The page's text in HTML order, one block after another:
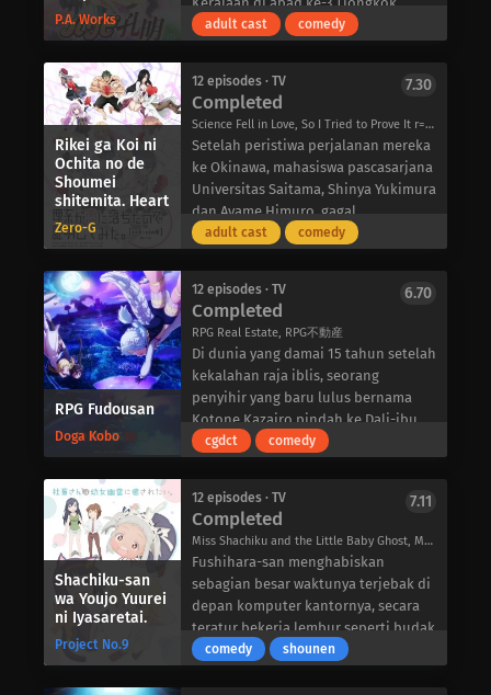
milik Roux, “pemakan penyihir”, dan
persediaan sihir Sable yang tidak
dapat menyelesaikan misi mereka
untuk Albus. Jika tidak, ingatan Sable
tentang sihir dan akademi akan
hilang, dan dia tidak akan memiliki
apa pun untuk menuntunnya ke
penyihir berambut perak yang
pertama kali menyelamatkannya.
menyelesaikan salah satu masalah
ini, pria tersebut terjatuh dari tangga
kemudian terbangun dan menyadari
hal terburuk yang mungkin terjadi-ia
telah bereinkarnasi ke dalam game
sebagai karakter mafia Leon Fou
Bartfort. Kini terjebak dalam dunia
yang dibencinya, Leon harus
menggunakan pengetahuannya
tentang permainan untuk
tengah masyarakat yang penuh
dengan rintangan.
P.A. Works
Setelah memimpin pasukannya
jumlahnya, Kongming jatuh sakit
parah selama Pertempuran Dataran
Wuzhang. Kelelahan dan penyesalan
yang berasal dari perang yang
tampaknya tidak pernah berakhir
menyusulnya, dan saat dia
menghembuskan nafas terakhirnya,
Kongming berharap jika dia
kembali di era yang lebih damai.
Keinginannya terkabul, dan
Kongming terbangun di Tokyo masa
kini dengan tubuh yang lebih muda
dan ingatan yang masih utuh.
Terseret ke dalam dunia yang tidak
dikenalnya, ia menemukan jalan ke
sebuah klub malam dan bertemu
yang penampilannya langsung
memikat hatinya. Merasa kasihan
dengan kebingungannya, Eiko
membawa Kongming di bawah
sayapnya dan mengajarinya tentang
dunia saat ini, yang berujung pada
ketertarikan Kongming pada musik
kontemporer. Melihat potensi musik
adult cast comedy
Rikei ga Koi ni
Ochita no de
Shoumei
shitemita. Heart
Zero-G
12 episodes · TV
Completed
Science Fell in Love, So I Tried to Prove It r=1-sinθ, Science Fell in Love, So I Tried to Prove It 2nd Season, Rikekoi, Rikei ga Koi ni Ochita no de Shoumei shitemita. r=1-sinθ, 理系が恋に落ちたので証明してみた。r=1-sinθ（ハート）
7.30
Setelah peristiwa perjalanan mereka
ke Okinawa, mahasiswa pascasarjana
Universitas Saitama, Shinya Yukimura
dan Ayame Himuro, gagal
mendapatkan data yang diperlukan
tidak dapat meniru kondisi yang
sama persis dengan perjalanan
tersebut, kedua ilmuwan yang keras
kepala ini memutuskan untuk
mencari bantuan dari tempat lain di
universitas, yaitu departemen Ilmu
Biologi.
Dibantu oleh sesama mahasiswa
sudah lama berpacaran, Chris Floret
dan Suiu Fujiwara, Yukimura dan
Himuro mulai mengukur perasaan
mereka dengan mengukur keluaran
oksitosin dalam berbagai situasi
romantis. Kedua ilmuwan ini segera
menemukan bahwa perasaan mereka
satu sama lain tidak ada apa-apanya
adult cast comedy
RPG Fudousan
Doga Kobo
12 episodes · TV
Completed
RPG Real Estate, RPG不動産
6.70
Di dunia yang damai 15 tahun setelah
kekalahan raja iblis, seorang
penyihir yang baru lulus bernama
Kotone Kazairo pindah ke Dali-ibu
kota Kerajaan Actus-untuk memulai
berusia 16 tahun ini pergi ke sebuah
perusahaan real estat bernama Rent
Plan Guide (RPG). Di sana, ia bertemu
dengan para karyawannya: pendeta
pragmatis Rufuria, prajurit tomboi
Rakira, dan demihuman Fa yang
menggemaskan.
Secara kebetulan, Kotone juga akan
cgdct comedy
Shachiku-san
wa Youjo Yuurei
ni Iyasaretai.
Project No.9
12 episodes · TV
Completed
Miss Shachiku and the Little Baby Ghost, Ms. Corporate Slave Wants to be Healed by a Loli Spirit, Shachisaretai, 社畜さんは幼女幽霊に癒されたい。
7.11
Fushihara-san menghabiskan
sebagian besar waktunya terjebak di
depan komputer kantornya, secara
teratur bekerja lembur seperti budak
perusahaan, bahkan setelah semua
comedy shounen